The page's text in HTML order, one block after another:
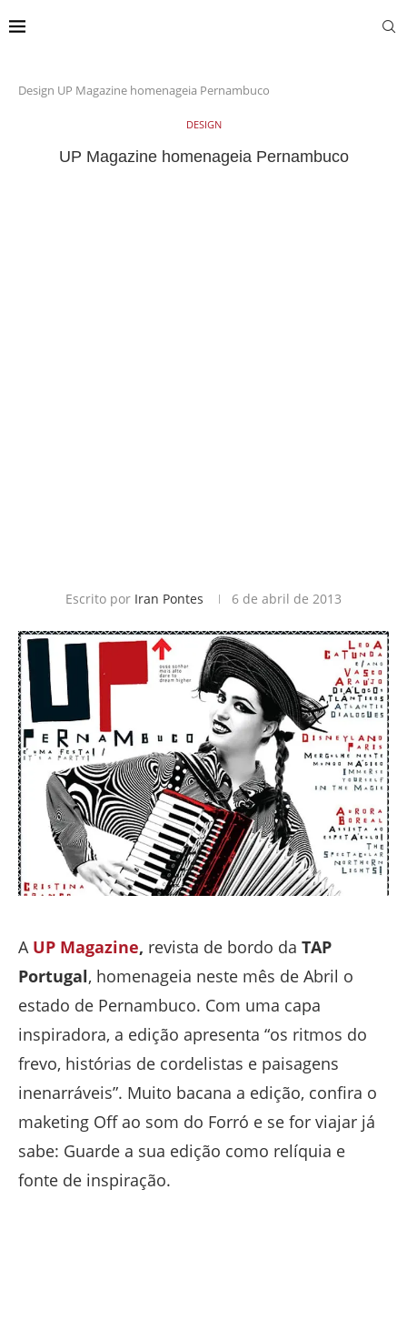
Design UP Magazine homenageia Pernambuco
DESIGN
UP Magazine homenageia Pernambuco
Escrito por Iran Pontes 6 de abril de 2013
A UP Magazine, revista de bordo da TAP
Portugal, homenageia neste mês de Abril o
estado de Pernambuco. Com uma capa
inspiradora, a edição apresenta “os ritmos do
frevo, histórias de cordelistas e paisagens
inenarráveis”. Muito bacana a edição, confira o
maketing Off ao som do Forró e se for viajar já
sabe: Guarde a sua edição como relíquia e
fonte de inspiração.